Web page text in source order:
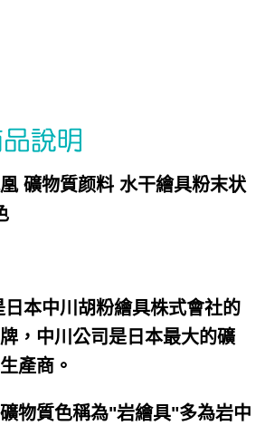
礦物質颜料 水干繪具粉末状
日本中川胡粉繪具株式會社的
，中川公司是日本最大的礦
產商。
物質色稱為"岩繪具"多為岩中